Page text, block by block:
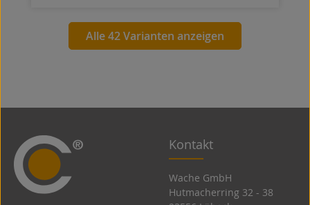
Alle 42 Varianten anzeigen
Kontakt
Wache GmbH
Hutmacherring 32 ­- 38